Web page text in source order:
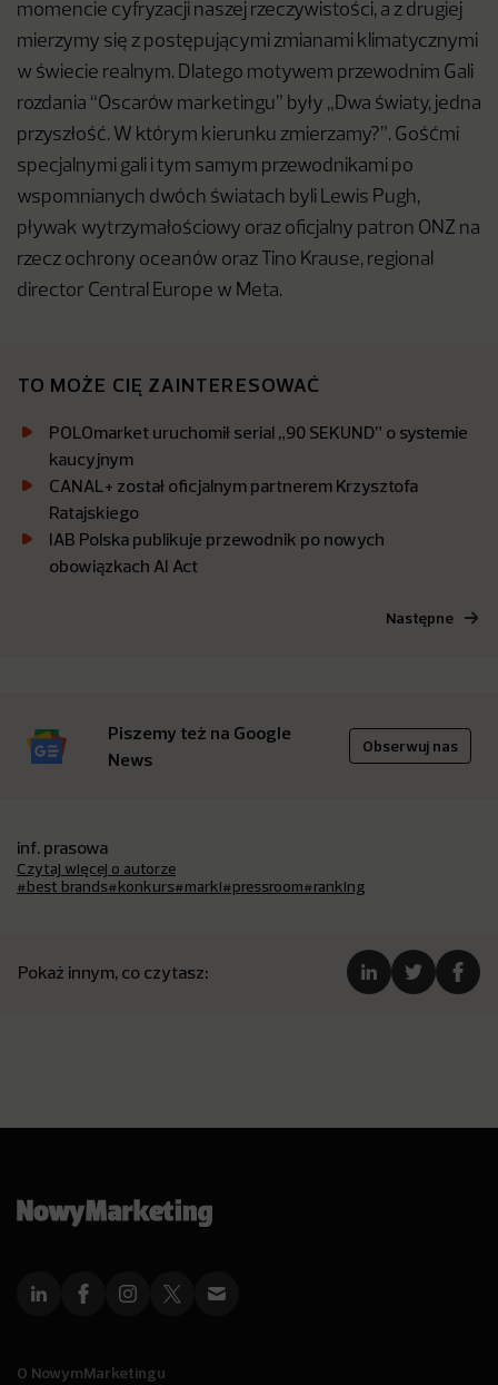
momencie cyfryzacji naszej rzeczywistości, a z drugiej
mierzymy się z postępującymi zmianami klimatycznymi
w świecie realnym. Dlatego motywem przewodnim Gali
rozdania “Oscarów marketingu” były „Dwa światy, jedna
przyszłość. W którym kierunku zmierzamy?”. Gośćmi
specjalnymi gali i tym samym przewodnikami po
wspomnianych dwóch światach byli Lewis Pugh,
pływak wytrzymałościowy oraz oficjalny patron ONZ na
rzecz ochrony oceanów oraz Tino Krause, regional
director Central Europe w Meta.
TO MOŻE CIĘ ZAINTERESOWAĆ
POLOmarket uruchomił serial „90 SEKUND” o systemie
kaucyjnym
CANAL+ został oficjalnym partnerem Krzysztofa
Ratajskiego
IAB Polska publikuje przewodnik po nowych
obowiązkach AI Act
Następne
Piszemy też na Google
News
Obserwuj nas
inf. prasowa
Czytaj więcej o autorze
#best brands#konkurs#marki#pressroom#ranking
Pokaż innym, co czytasz:
O NowymMarketingu